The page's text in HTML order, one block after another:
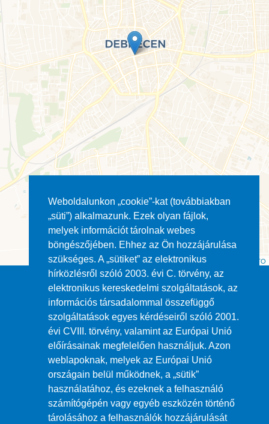
Weboldalunkon „cookie”-kat (továbbiakban
„süti”) alkalmazunk. Ezek olyan fájlok,
melyek információt tárolnak webes
böngészőjében. Ehhez az Ön hozzájárulása
szükséges. A „sütiket” az elektronikus
hírközlésről szóló 2003. évi C. törvény, az
elektronikus kereskedelmi szolgáltatások, az
információs társadalommal összefüggő
szolgáltatások egyes kérdéseiről szóló 2001.
évi CVIII. törvény, valamint az Európai Unió
előírásainak megfelelően használjuk. Azon
weblapoknak, melyek az Európai Unió
országain belül működnek, a „sütik”
használatához, és ezeknek a felhasználó
számítógépén vagy egyéb eszközén történő
tárolásához a felhasználók hozzájárulását
Leaflet| ©OpenStreetMapcontributors © CARTO
Impresszum
ÁSZF
Adatvédelem